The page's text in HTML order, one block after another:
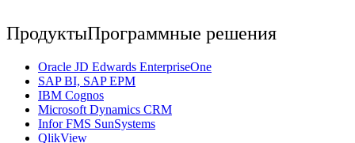
ПродуктыПрограммные решения
Oracle JD Edwards EnterpriseOne
SAP BI, SAP EPM
IBM Cognos
Мicrosoft Dynamics CRM
Infor FMS SunSystems
QlikView